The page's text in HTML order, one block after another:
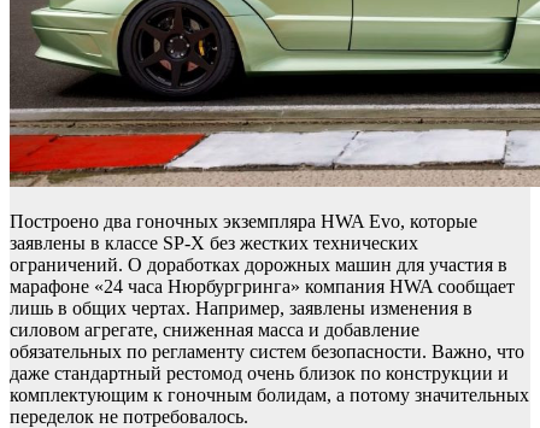
Построено два гоночных экземпляра HWA Evo, которые
заявлены в классе SP-X без жестких технических
ограничений. О доработках дорожных машин для участия в
марафоне «24 часа Нюрбургринга» компания HWA сообщает
лишь в общих чертах. Например, заявлены изменения в
силовом агрегате, сниженная масса и добавление
обязательных по регламенту систем безопасности. Важно, что
даже стандартный рестомод очень близок по конструкции и
комплектующим к гоночным болидам, а потому значительных
переделок не потребовалось.